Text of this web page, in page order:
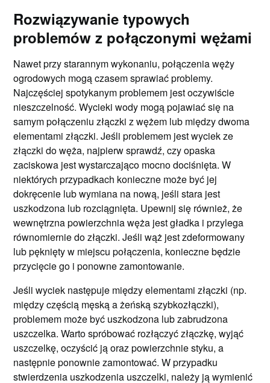
Rozwiązywanie typowych
problemów z połączonymi wężami
Nawet przy starannym wykonaniu, połączenia węży
ogrodowych mogą czasem sprawiać problemy.
Najczęściej spotykanym problemem jest oczywiście
nieszczelność. Wycieki wody mogą pojawiać się na
samym połączeniu złączki z wężem lub między dwoma
elementami złączki. Jeśli problemem jest wyciek ze
złączki do węża, najpierw sprawdź, czy opaska
zaciskowa jest wystarczająco mocno dociśnięta. W
niektórych przypadkach konieczne może być jej
dokręcenie lub wymiana na nową, jeśli stara jest
uszkodzona lub rozciągnięta. Upewnij się również, że
wewnętrzna powierzchnia węża jest gładka i przylega
równomiernie do złączki. Jeśli wąż jest zdeformowany
lub pęknięty w miejscu połączenia, konieczne będzie
przycięcie go i ponowne zamontowanie.
Jeśli wyciek następuje między elementami złączki (np.
między częścią męską a żeńską szybkozłączki),
problemem może być uszkodzona lub zabrudzona
uszczelka. Warto spróbować rozłączyć złączkę, wyjąć
uszczelkę, oczyścić ją oraz powierzchnie styku, a
następnie ponownie zamontować. W przypadku
stwierdzenia uszkodzenia uszczelki, należy ją wymienić